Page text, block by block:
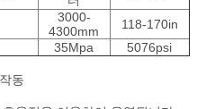
3000-
4300mm
118-170in
35Mpa
5076psi
동